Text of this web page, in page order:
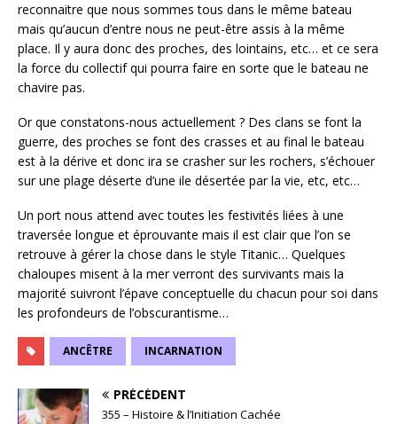
reconnaitre que nous sommes tous dans le même bateau
mais qu’aucun d’entre nous ne peut-être assis à la même
place. Il y aura donc des proches, des lointains, etc… et ce sera
la force du collectif qui pourra faire en sorte que le bateau ne
chavire pas.
Or que constatons-nous actuellement ? Des clans se font la
guerre, des proches se font des crasses et au final le bateau
est à la dérive et donc ira se crasher sur les rochers, s’échouer
sur une plage déserte d’une ile désertée par la vie, etc, etc…
Un port nous attend avec toutes les festivités liées à une
traversée longue et éprouvante mais il est clair que l’on se
retrouve à gérer la chose dans le style Titanic… Quelques
chaloupes misent à la mer verront des survivants mais la
majorité suivront l’épave conceptuelle du chacun pour soi dans
les profondeurs de l’obscurantisme…
ANCÊTRE INCARNATION
PRÉCÉDENT
355 – Histoire & l’Initiation Cachée